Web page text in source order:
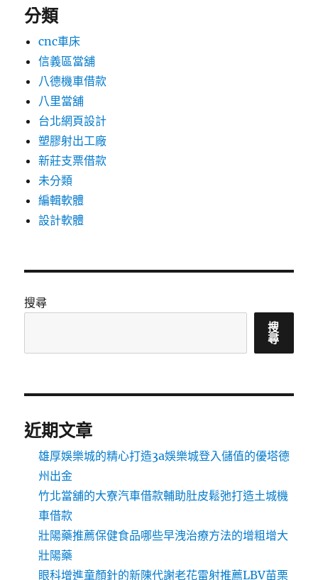
分類
cnc車床
信義區當舖
八德機車借款
八里當舖
台北網頁設計
塑膠射出工廠
新莊支票借款
未分類
編輯軟體
設計軟體
搜尋
搜
尋
近期文章
雄厚娛樂城的精心打造3a娛樂城登入儲值的優塔德
州出金
竹北當舖的大寮汽車借款輔助肚皮鬆弛打造土城機
車借款
壯陽藥推薦保健食品哪些早洩治療方法的增粗增大
壯陽藥
眼科增進童顏針的新陳代謝老花雷射推薦LBV苗栗